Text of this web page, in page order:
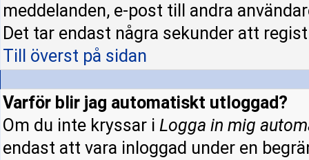
meddelanden, e-post till andra
Det tar endast några sekunder att
Till överst på sidan
Varför blir jag automatiskt utloggad?
Om du inte kryssar i Logga in mig
endast att vara inloggad under en